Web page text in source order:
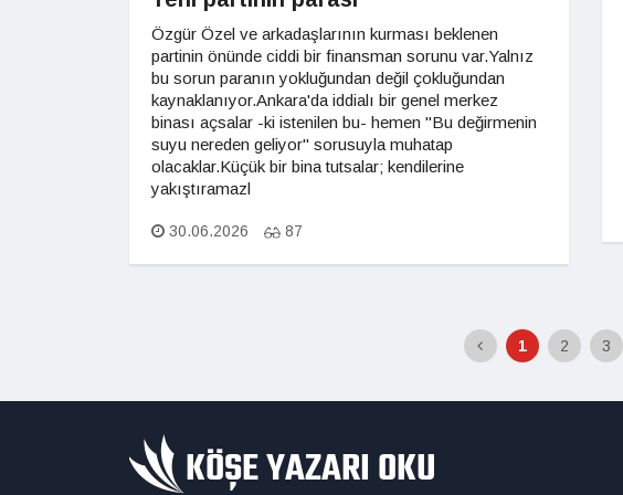
Özgür Özel ve arkadaşlarının kurması beklenen
partinin önünde ciddi bir finansman sorunu var.Yalnız
bu sorun paranın yokluğundan değil çokluğundan
kaynaklanıyor.Ankara'da iddialı bir genel merkez
binası açsalar -ki istenilen bu- hemen "Bu değirmenin
suyu nereden geliyor" sorusuyla muhatap
olacaklar.Küçük bir bina tutsalar; kendilerine
yakıştıramazl
30.06.2026 87
1 2 3